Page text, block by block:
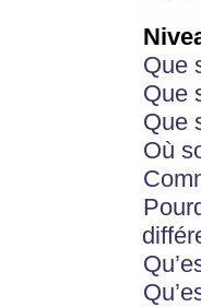
Que
Que
Que
Où